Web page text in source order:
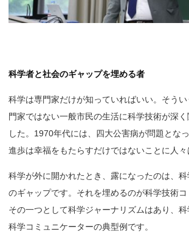
科学者と社会のギャップを埋める者
科学は専門家だけが知っていればいい。そう
門家ではない一般市民の生活に科学技術が深
した。1970年代には、四大公害病が問題とな
進歩は幸福をもたらすだけではないことに人々
科学が外に開かれたとき、露になったのは、
のギャップです。それを埋めるのが科学技術コ
その一つとして科学ジャーナリズムはあり、
科学コミュニケーターの典型例です。